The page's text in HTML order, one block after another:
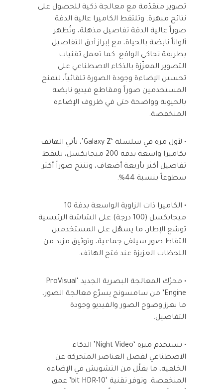
تصوير متقدّمة مع معالجة ذكية للحصول على
نتائج مبهرة. وتلتقط الكاميرا عالية الدقة
صوراً عالية الدقة تفاصيل مذهلة، وتُظهر
ألواناً نابضة بالحياة، مع إبراز أدق التفاصيل
بطريقة تحاكي الواقع. كما تعمل تقنيات
التصوير المعزّزة بالذكاء الاصطناعي على
تحسين الإضاءة وجودة الصورة تلقائياً، لتمنح
المستخدمين صوراً ومقاطع فيديو نابضة
بالحيوية وواضحة حتى في ظروف الإضاءة
المنخفضة.
• لأول مرة في سلسلة ‘Galaxy Z’، يأتي الهاتف
بكاميرا واسعة بدقة 200 ميجابكسل، تلتقط
تفاصيل أكثر بأربعة أضعاف، وتنتج صوراً أكثر
سطوعاً بنسبة 44%.
• الكاميرا ذات الزاوية الواسعة بدقة 10
ميجابكسل (100 درجة) على الشاشة الرئيسية
توسّع الإطار، ما يسهّل على المستخدمين
التقاط صور سيلفي جماعية، وتوثيق مزيد من
اللحظات العزيزة عند فتح الهاتف.
• محرّك المعالجة البصرية الجديد ‘ProVisual
Engine’ من سامسونج يسرّع معالجة الصور،
ما يعزز وضوح الصور والفيديو وجودة
التفاصيل.
• تستخدم ميزة ‘Night Video’ الذكاء
الاصطناعي لفصل العناصر المتحركة عن
الخلفية، ما يقلّل من التشويش في الإضاءة
المنخفضة. وتوفر تقنية ‘10-bit HDR’ عمق